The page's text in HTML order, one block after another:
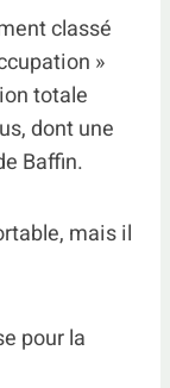
classé
»
totale
dont une
Baffin.
mais il
pour la